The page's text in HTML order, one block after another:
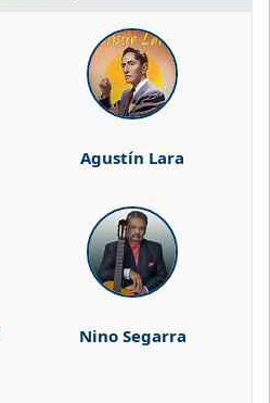
Agustín Lara
Nino Segarra